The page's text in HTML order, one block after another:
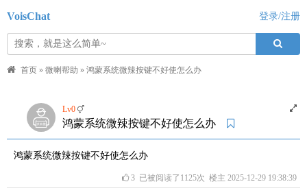
VoisChat 登录/注册
首页 » 微喇帮助 » 鸿蒙系统微辣按键不好使怎么办
Lv0
鸿蒙系统微辣按键不好使怎么办
鸿蒙系统微辣按键不好使怎么办
3 已被阅读了1125次 楼主 2025-12-29 19:38:39